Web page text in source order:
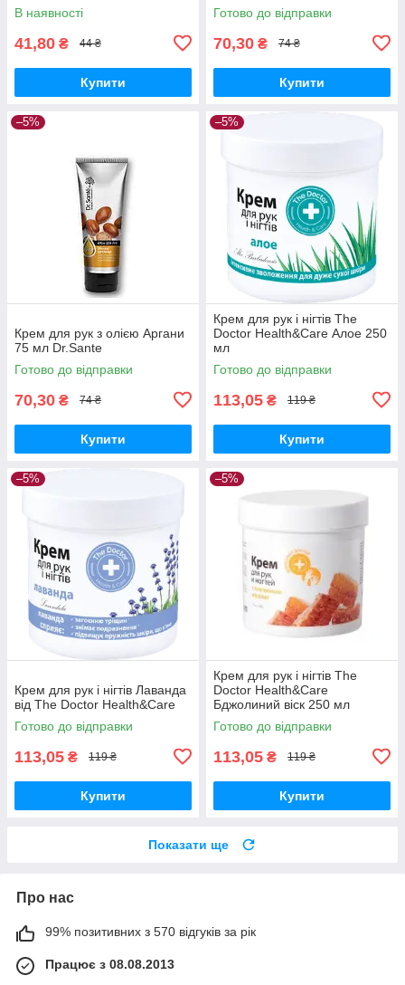
В наявності
41,80 ₴ 44 ₴
Купити
Готово до відправки
70,30 ₴ 74 ₴
Купити
–5%
Крем для рук з олією Аргани
75 мл Dr.Sante
Готово до відправки
70,30 ₴ 74 ₴
Купити
–5%
Крем для рук і нігтів The
Doctor Health&Care Алое 250
мл
Готово до відправки
113,05 ₴ 119 ₴
Купити
–5%
Крем для рук і нігтів Лаванда
від The Doctor Health&Care
Готово до відправки
113,05 ₴ 119 ₴
Купити
–5%
Крем для рук і нігтів The
Doctor Health&Care
Бджолиний віск 250 мл
Готово до відправки
113,05 ₴ 119 ₴
Купити
Показати ще
Про нас
99% позитивних з 570 відгуків за рік
Працює з 08.08.2013